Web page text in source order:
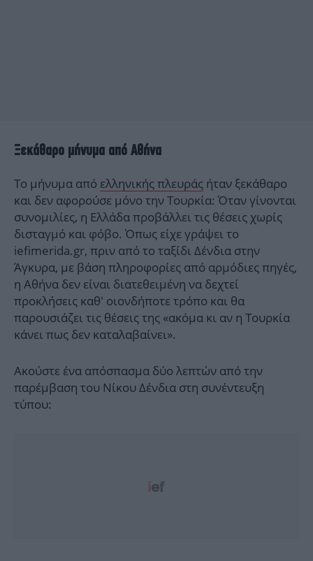
Ξεκάθαρο μήνυμα από Αθήνα
Το μήνυμα από ελληνικής πλευράς ήταν ξεκάθαρο
και δεν αφορούσε μόνο την Τουρκία: Όταν γίνονται
συνομιλίες, η Ελλάδα προβάλλει τις θέσεις χωρίς
δισταγμό και φόβο. Όπως είχε γράψει το
iefimerida.gr, πριν από το ταξίδι Δένδια στην
Άγκυρα, με βάση πληροφορίες από αρμόδιες πηγές,
η Αθήνα δεν είναι διατεθειμένη να δεχτεί
προκλήσεις καθ’ οιονδήποτε τρόπο και θα
παρουσιάζει τις θέσεις της «ακόμα κι αν η Τουρκία
κάνει πως δεν καταλαβαίνει».
Aκούστε ένα απόσπασμα δύο λεπτών από την
παρέμβαση του Νίκου Δένδια στη συνέντευξη
τύπου: